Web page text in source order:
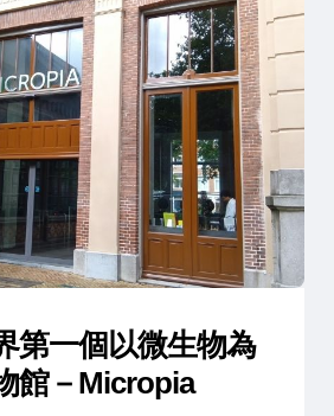
第一個以微生物為
館－Micropia